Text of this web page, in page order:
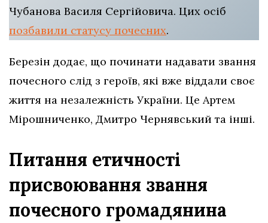
Чубанова Василя Сергійовича. Цих осіб
позбавили статусу почесних.
Березін додає, що починати надавати звання
почесного слід з героїв, які вже віддали своє
життя на незалежність України. Це Артем
Мірошниченко, Дмитро Чернявський та інші.
Питання етичності
присвоювання звання
почесного громадянина